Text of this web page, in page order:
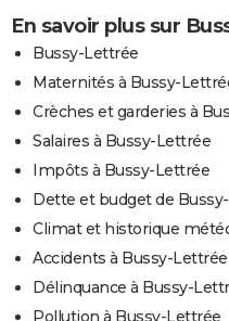
En savoir plus sur
Bussy-Lettrée
Maternités à Bussy-
Crèches et garderies à
Salaires à Bussy-Lettrée
Impôts à Bussy-Lettrée
Dette et budget de
Climat et historique
Accidents à Bussy-Lettrée
Délinquance à Bussy-
Pollution à Bussy-Lettrée